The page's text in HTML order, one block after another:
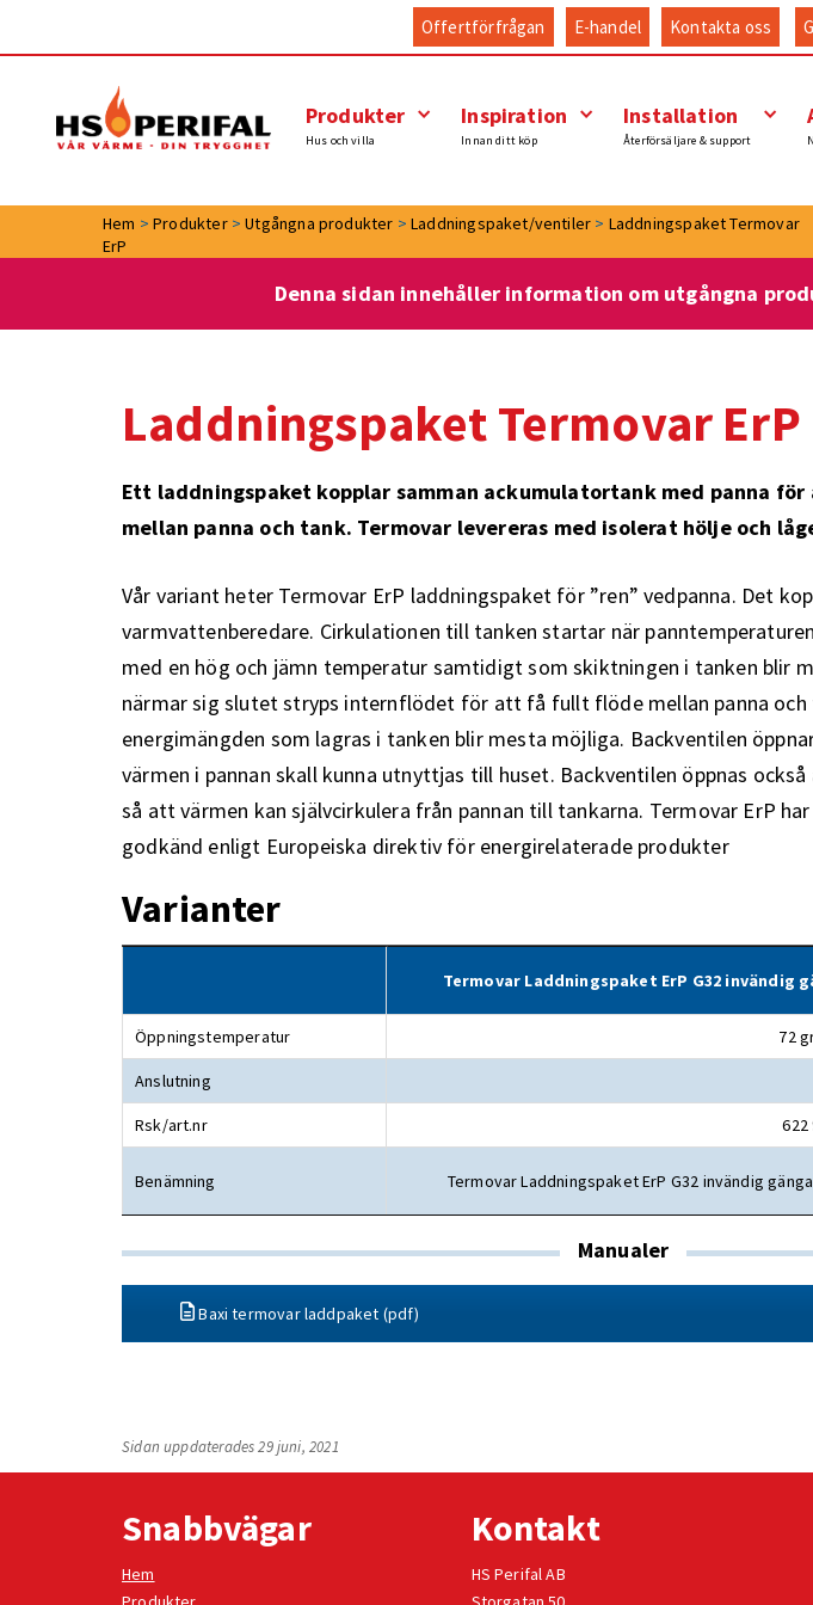
Offertförfrågan E-handel Kontakta oss
Produkter
Hus och villa
Inspiration
Innan ditt köp
Installation
Återförsäljare & support
Hem >Produkter>Utgångna produkter >Laddningspaket/ventiler > Laddningspaket Termovar
ErP
Denna sidan innehåller information om utgångna
Laddningspaket Termovar ErP
Ett laddningspaket kopplar samman ackumulatortank med panna
mellan panna och tank. Termovar levereras med isolerat hölje och
Vår variant heter Termovar ErP laddningspaket för ”ren” vedpanna. Det
varmvattenberedare. Cirkulationen till tanken startar när
med en hög och jämn temperatur samtidigt som skiktningen i tanken blir
närmar sig slutet stryps internflödet för att få fullt flöde mellan panna
energimängden som lagras i tanken blir mesta möjliga. Backventilen
värmen i pannan skall kunna utnyttjas till huset. Backventilen öppnas
så att värmen kan självcirkulera från pannan till tankarna. Termovar ErP
godkänd enligt Europeiska direktiv för energirelaterade produkter
Varianter
Termovar Laddningspaket ErP G32 invändig
Öppningstemperatur 72
Anslutning
Rsk/art.nr 622
Benämning Termovar Laddningspaket ErP G32 invändig
Manualer
Baxi termovar laddpaket (pdf)
Sidan uppdaterades 29 juni, 2021
Snabbvägar
Hem
Kontakt
HS Perifal AB